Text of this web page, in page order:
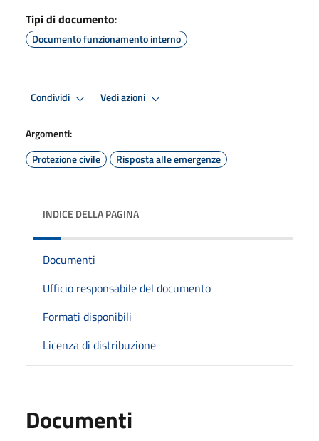
Tipi di documento:
Documento funzionamento interno
Condividi Vedi azioni
Argomenti:
Protezione civile
Risposta alle emergenze
INDICE DELLA PAGINA
Documenti
Ufficio responsabile del documento
Formati disponibili
Licenza di distribuzione
Documenti